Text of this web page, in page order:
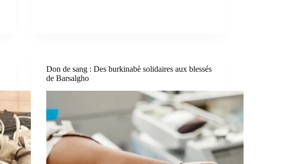
Don de sang : Des burkinabè solidaires aux blessés
de Barsalgho